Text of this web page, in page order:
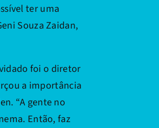
ter uma
Souza Zaidan,
foi o diretor
a importância
“A gente no
Então, faz